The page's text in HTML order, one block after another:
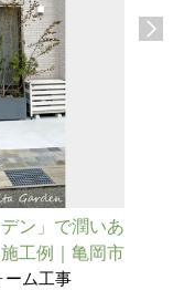
ン」で潤いあ
工例｜亀岡市
ーム工事